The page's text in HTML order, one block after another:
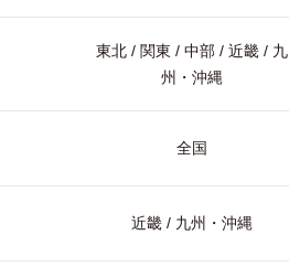
東北 / 関東 / 中部 / 近畿 / 九
州・沖縄
全国
近畿 / 九州・沖縄